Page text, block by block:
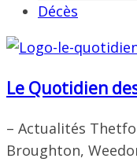
Décès
Le Quotidien
– Actualités
Broughton,